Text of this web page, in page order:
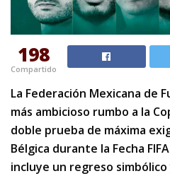
198
Compartido
La Federación Mexicana de
más ambicioso rumbo a la
doble prueba de máxima
Bélgica durante la Fecha
incluye un regreso